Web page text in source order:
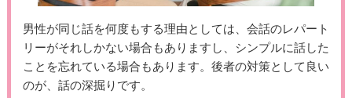
男性が同じ話を何度もする理由としては、会話のレパート
リーがそれしかない場合もありますし、シンプルに話した
ことを忘れている場合もあります。後者の対策として良い
のが、話の深掘りです。